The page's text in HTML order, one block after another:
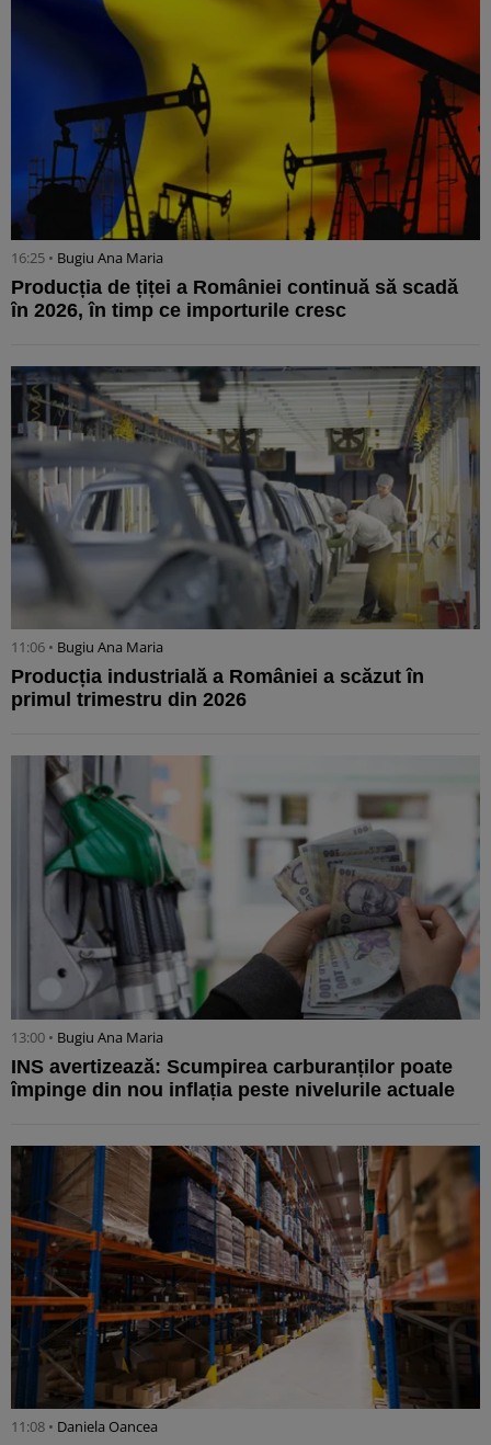
16:25 • Bugiu ⁠Ana Maria
Producția de țiței a României continuă să scadă
în 2026, în timp ce importurile cresc
11:06 • Bugiu ⁠Ana Maria
Producția industrială a României a scăzut în
primul trimestru din 2026
13:00 • Bugiu ⁠Ana Maria
INS avertizează: Scumpirea carburanților poate
împinge din nou inflația peste nivelurile actuale
11:08 • Daniela Oancea